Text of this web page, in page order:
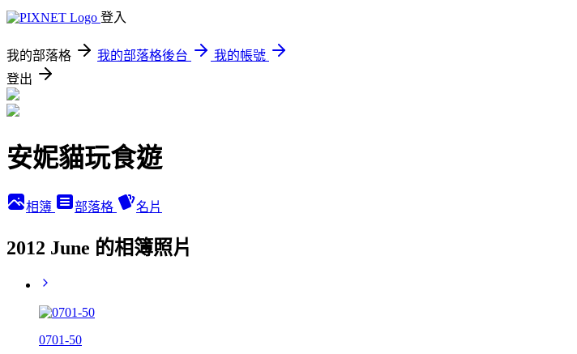
登入
我的部落格 我的部落格後台
我的帳號
登出
安妮貓玩食遊
相簿 部落格 名片
2012 June 的相簿照片
0701-50